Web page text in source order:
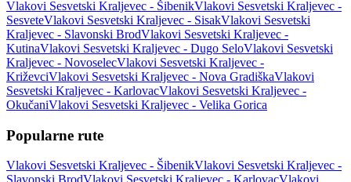
Vlakovi Sesvetski Kraljevec - ŠibenikVlakovi Sesvetski Kraljevec -
SesveteVlakovi Sesvetski Kraljevec - SisakVlakovi Sesvetski
Kraljevec - Slavonski BrodVlakovi Sesvetski Kraljevec -
KutinaVlakovi Sesvetski Kraljevec - Dugo SeloVlakovi Sesvetski
Kraljevec - NovoselecVlakovi Sesvetski Kraljevec -
KriževciVlakovi Sesvetski Kraljevec - Nova GradiškaVlakovi
Sesvetski Kraljevec - KarlovacVlakovi Sesvetski Kraljevec -
OkučaniVlakovi Sesvetski Kraljevec - Velika Gorica
Popularne rute
Vlakovi Sesvetski Kraljevec - ŠibenikVlakovi Sesvetski Kraljevec -